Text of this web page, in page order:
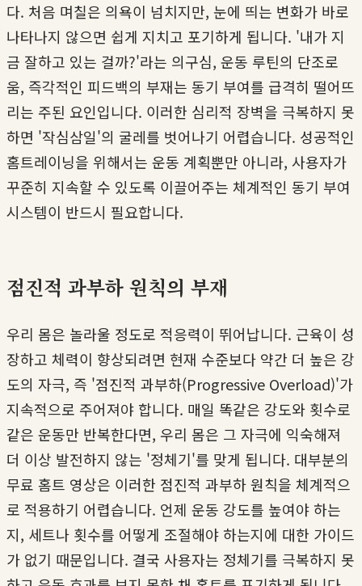
다. 처음 며칠은 의욕이 넘치지만, 눈에 띄는 변화가 바로
나타나지 않으면 쉽게 지치고 포기하게 됩니다. '내가 지
금 잘하고 있는 걸까?'라는 의구심, 운동 루틴의 단조로
움, 즉각적인 피드백의 부재는 동기 부여를 급격히 떨어뜨
리는 주된 요인입니다. 이러한 심리적 장벽을 극복하지 못
하면 '작심삼일'의 굴레를 벗어나기 어렵습니다. 성공적인
홈트레이닝을 위해서는 운동 계획뿐만 아니라, 사용자가
꾸준히 지속할 수 있도록 이끌어주는 체계적인 동기 부여
시스템이 반드시 필요합니다.
점진적 과부하 원칙의 부재
우리 몸은 놀라울 정도로 적응력이 뛰어납니다. 근육이 성
장하고 체력이 향상되려면 현재 수준보다 약간 더 높은 강
도의 자극, 즉 '점진적 과부하(Progressive Overload)'가
지속적으로 주어져야 합니다. 매일 똑같은 강도와 횟수로
같은 운동만 반복한다면, 우리 몸은 그 자극에 익숙해져
더 이상 발전하지 않는 '정체기'를 맞게 됩니다. 대부분의
무료 홈트 영상은 이러한 점진적 과부하 원칙을 체계적으
로 적용하기 어렵습니다. 언제 운동 강도를 높여야 하는
지, 세트나 횟수를 어떻게 조절해야 하는지에 대한 가이드
가 없기 때문입니다. 결국 사용자는 정체기를 극복하지 못